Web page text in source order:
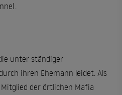
unter ständiger
ihren Ehemann leidet. Als
der örtlichen Mafia